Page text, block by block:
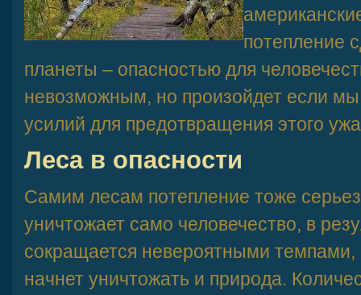
потепление
планеты – опасностью для
невозможным, но произойдет если
усилий для предотвращения этого
Леса в опасности
Самим лесам потепление тоже
уничтожает само человечество, в
сокращается невероятными
начнет уничтожать и природа.